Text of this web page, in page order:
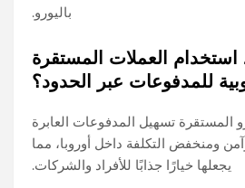
باليورو.
استخدام العملات المستقرة
للمدفوعات عبر الحدود؟
المستقرة تسهيل المدفوعات العابرة
ومنخفض التكلفة داخل أوروبا، مما
يجعلها خيارًا جذابًا للأفراد والشركات.